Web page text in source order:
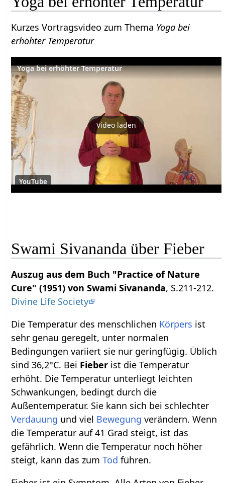
Kurzes Vortragsvideo zum Thema Yoga bei
erhöhter Temperatur
Yoga bei erhöhter Temperatur
Video laden
YouTube
Swami Sivananda über Fieber
Auszug aus dem Buch "Practice of Nature
Cure" (1951) von Swami Sivananda, S.211-212.
Divine Life Society
Die Temperatur des menschlichen Körpers ist
sehr genau geregelt, unter normalen
Bedingungen variiert sie nur geringfügig. Üblich
sind 36,2°C. Bei Fieber ist die Temperatur
erhöht. Die Temperatur unterliegt leichten
Schwankungen, bedingt durch die
Außentemperatur. Sie kann sich bei schlechter
Verdauung und viel Bewegung verändern. Wenn
die Temperatur auf 41 Grad steigt, ist das
gefährlich. Wenn die Temperatur noch höher
steigt, kann das zumTod führen.